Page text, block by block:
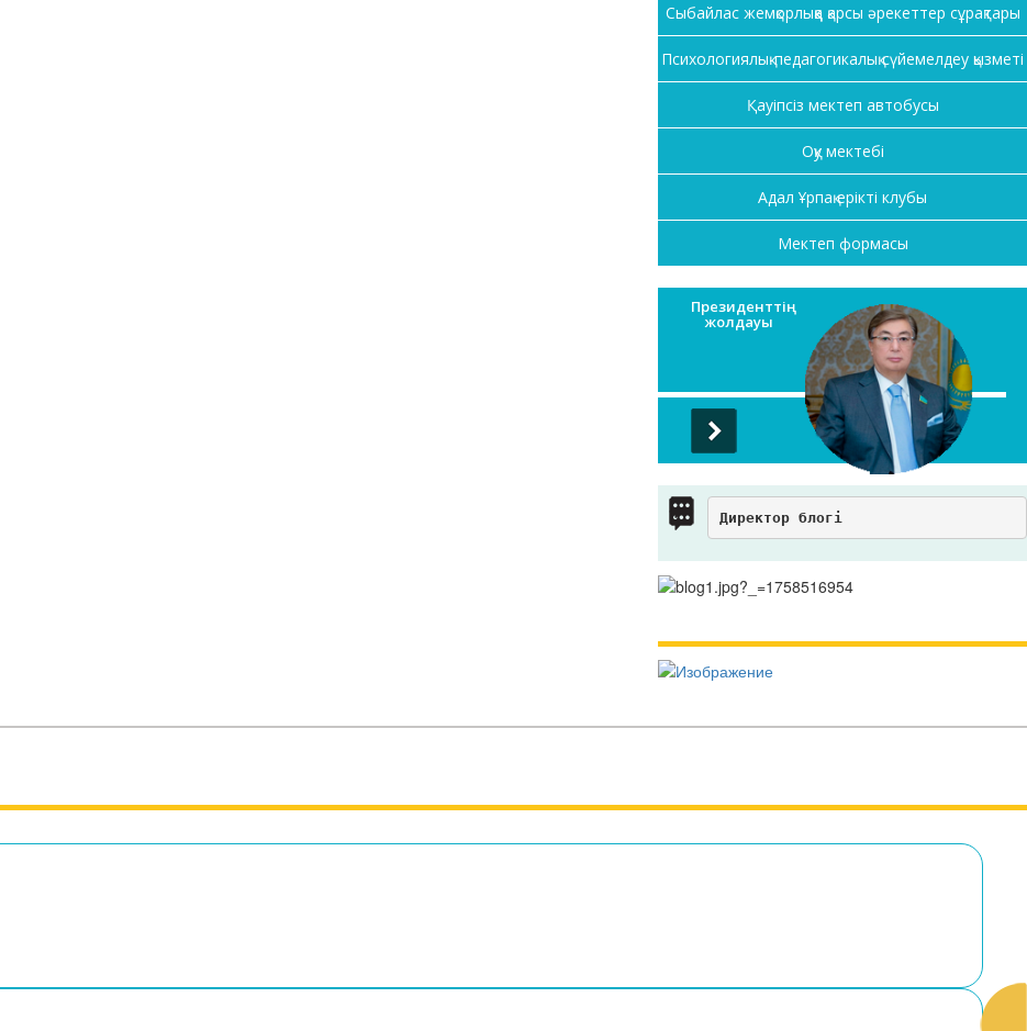
Сыбайлас жемқорлыққа қарсы әрекеттер сұрақтары
Психологиялық-педагогикалық сүйемелдеу қызметі
Қауіпсіз мектеп автобусы
Оқу мектебі
Адал Ұрпақ ерікті клубы
Мектеп формасы
Президенттің
жолдауы
Директор блогі